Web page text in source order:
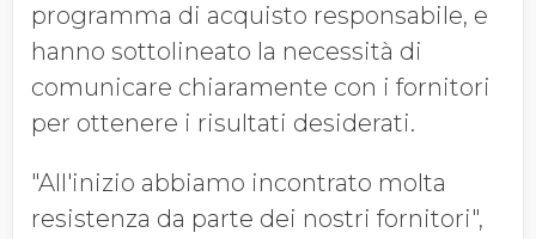
programma di acquisto responsabile, e
hanno sottolineato la necessità di
comunicare chiaramente con i fornitori
per ottenere i risultati desiderati.
"All'inizio abbiamo incontrato molta
resistenza da parte dei nostri fornitori",